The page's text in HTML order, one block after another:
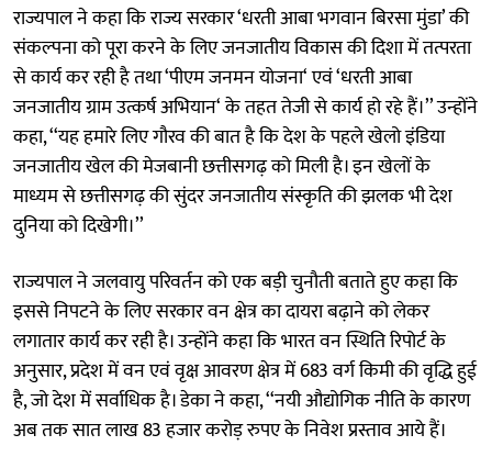
राज्यपाल ने कहा कि राज्य सरकार ‘धरती आबा भगवान बिरसा मुंडा’ की
संकल्पना को पूरा करने के लिए जनजातीय विकास की दिशा में तत्परता
से कार्य कर रही है तथा ‘पीएम जनमन योजना‘ एवं ‘धरती आबा
जनजातीय ग्राम उत्कर्ष अभियान‘ के तहत तेजी से कार्य हो रहे हैं।’’ उन्होंने
कहा, ‘‘यह हमारे लिए गौरव की बात है कि देश के पहले खेलो इंडिया
जनजातीय खेल की मेजबानी छत्तीसगढ़ को मिली है। इन खेलों के
माध्यम से छत्तीसगढ़ की सुंदर जनजातीय संस्कृति की झलक भी देश
दुनिया को दिखेगी।’’
राज्यपाल ने जलवायु परिवर्तन को एक बड़ी चुनौती बताते हुए कहा कि
इससे निपटने के लिए सरकार वन क्षेत्र का दायरा बढ़ाने को लेकर
लगातार कार्य कर रही है। उन्होंने कहा कि भारत वन स्थिति रिपोर्ट के
अनुसार, प्रदेश में वन एवं वृक्ष आवरण क्षेत्र में 683 वर्ग किमी की वृद्धि हुई
है, जो देश में सर्वाधिक है। डेका ने कहा, ‘‘नयी औद्योगिक नीति के कारण
अब तक सात लाख 83 हजार करोड़ रुपए के निवेश प्रस्ताव आये हैं।